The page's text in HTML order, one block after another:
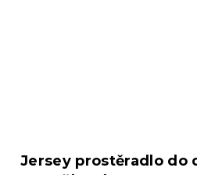
Jersey prostěradlo do